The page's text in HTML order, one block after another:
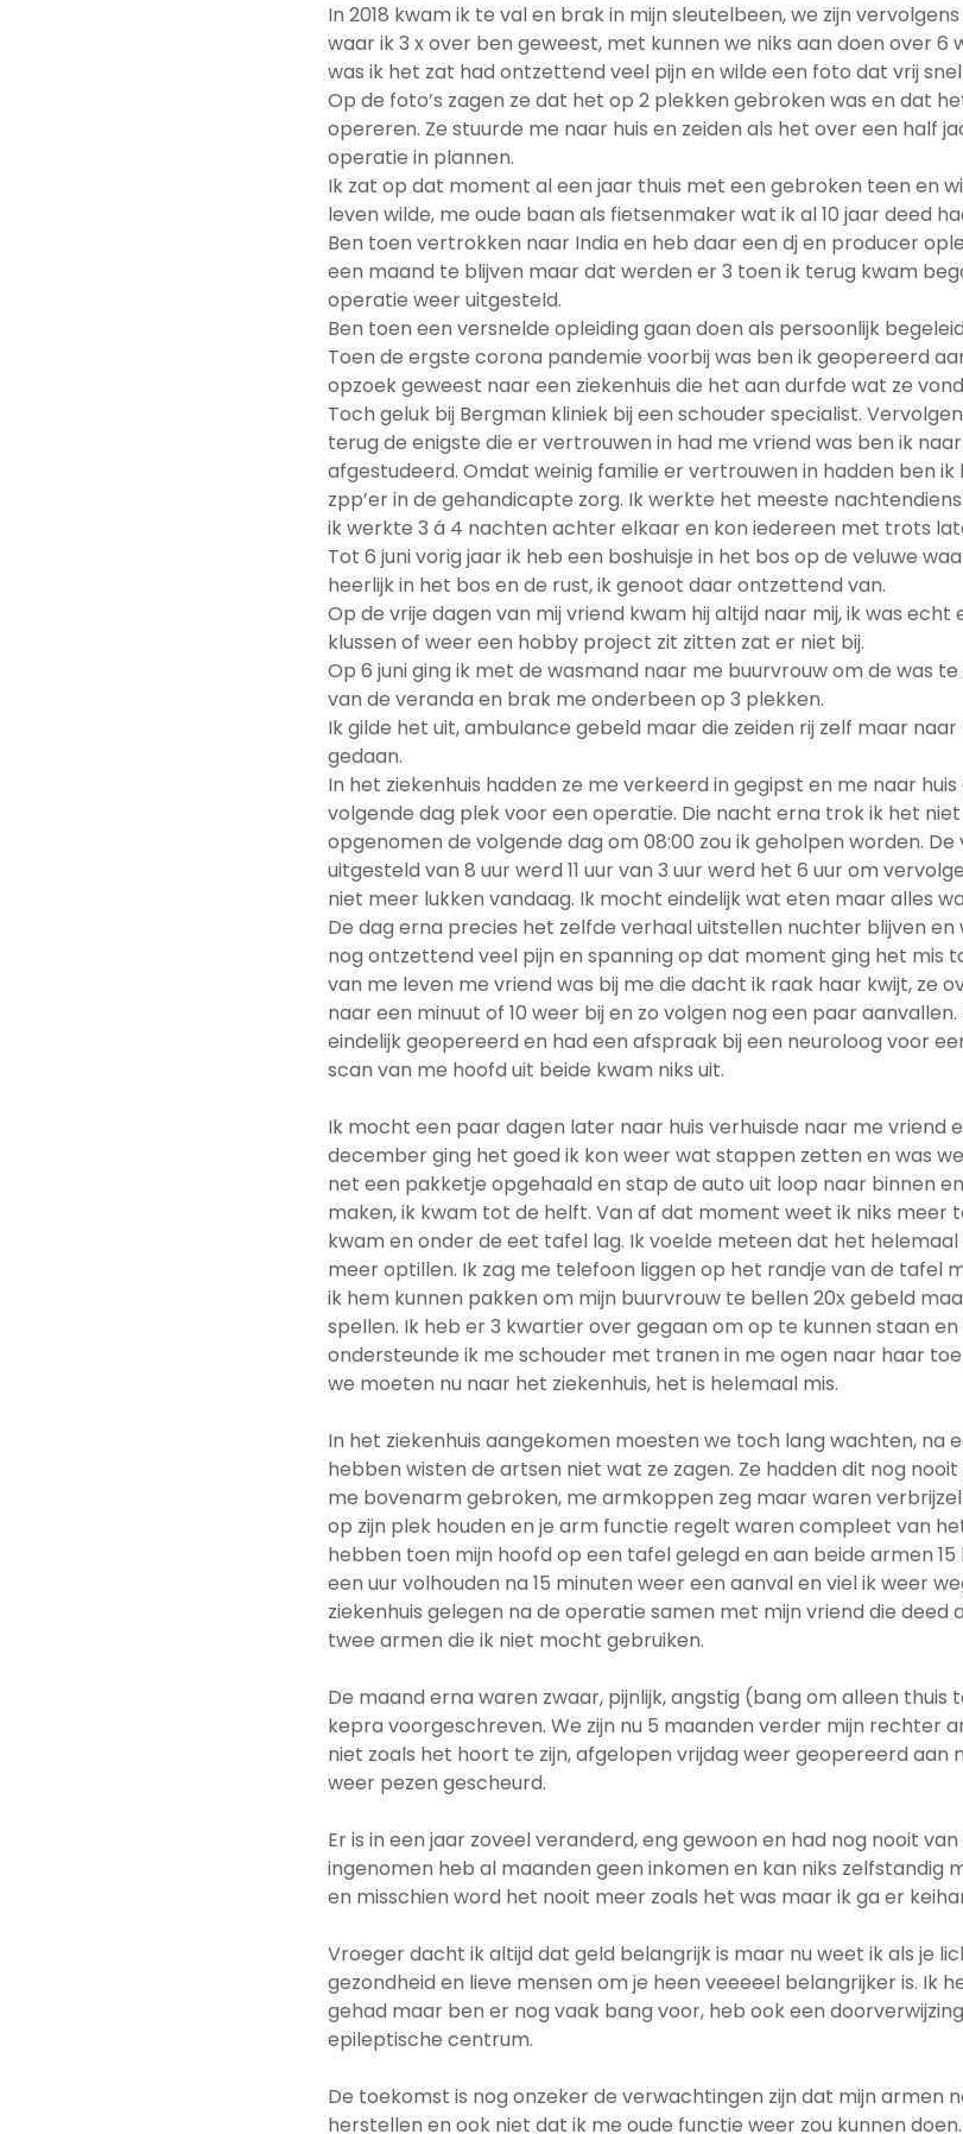
In 2018 kwam ik te val en brak in mijn sleutelbeen, we zijn
waar ik 3 x over ben geweest, met kunnen we niks aan doen over 6
was ik het zat had ontzettend veel pijn en wilde een foto dat vrij
Op de foto’s zagen ze dat het op 2 plekken gebroken was en dat
opereren. Ze stuurde me naar huis en zeiden als het over een half
operatie in plannen.
Ik zat op dat moment al een jaar thuis met een gebroken teen en
leven wilde, me oude baan als fietsenmaker wat ik al 10 jaar deed
Ben toen vertrokken naar India en heb daar een dj en producer
een maand te blijven maar dat werden er 3 toen ik terug kwam
operatie weer uitgesteld.
Ben toen een versnelde opleiding gaan doen als persoonlijk
Toen de ergste corona pandemie voorbij was ben ik geopereerd
opzoek geweest naar een ziekenhuis die het aan durfde wat ze
Toch geluk bij Bergman kliniek bij een schouder specialist.
terug de enigste die er vertrouwen in had me vriend was ben ik
afgestudeerd. Omdat weinig familie er vertrouwen in hadden ben ik
zpp’er in de gehandicapte zorg. Ik werkte het meeste
ik werkte 3 á 4 nachten achter elkaar en kon iedereen met trots
Tot 6 juni vorig jaar ik heb een boshuisje in het bos op de veluwe
heerlijk in het bos en de rust, ik genoot daar ontzettend van.
Op de vrije dagen van mij vriend kwam hij altijd naar mij, ik was
klussen of weer een hobby project zit zitten zat er niet bij.
Op 6 juni ging ik met de wasmand naar me buurvrouw om de was
van de veranda en brak me onderbeen op 3 plekken.
Ik gilde het uit, ambulance gebeld maar die zeiden rij zelf maar naar
gedaan.
In het ziekenhuis hadden ze me verkeerd in gegipst en me naar
volgende dag plek voor een operatie. Die nacht erna trok ik het
opgenomen de volgende dag om 08:00 zou ik geholpen worden.
uitgesteld van 8 uur werd 11 uur van 3 uur werd het 6 uur om
niet meer lukken vandaag. Ik mocht eindelijk wat eten maar alles
De dag erna precies het zelfde verhaal uitstellen nuchter blijven
nog ontzettend veel pijn en spanning op dat moment ging het mis
van me leven me vriend was bij me die dacht ik raak haar kwijt, ze
naar een minuut of 10 weer bij en zo volgen nog een paar
eindelijk geopereerd en had een afspraak bij een neuroloog voor
scan van me hoofd uit beide kwam niks uit.
Ik mocht een paar dagen later naar huis verhuisde naar me vriend
december ging het goed ik kon weer wat stappen zetten en was
net een pakketje opgehaald en stap de auto uit loop naar binnen
maken, ik kwam tot de helft. Van af dat moment weet ik niks meer
kwam en onder de eet tafel lag. Ik voelde meteen dat het
meer optillen. Ik zag me telefoon liggen op het randje van de tafel
ik hem kunnen pakken om mijn buurvrouw te bellen 20x gebeld
spellen. Ik heb er 3 kwartier over gegaan om op te kunnen staan
ondersteunde ik me schouder met tranen in me ogen naar haar
we moeten nu naar het ziekenhuis, het is helemaal mis.
In het ziekenhuis aangekomen moesten we toch lang wachten, na
hebben wisten de artsen niet wat ze zagen. Ze hadden dit nog
me bovenarm gebroken, me armkoppen zeg maar waren
op zijn plek houden en je arm functie regelt waren compleet van
hebben toen mijn hoofd op een tafel gelegd en aan beide armen
een uur volhouden na 15 minuten weer een aanval en viel ik weer
ziekenhuis gelegen na de operatie samen met mijn vriend die deed
twee armen die ik niet mocht gebruiken.
De maand erna waren zwaar, pijnlijk, angstig (bang om alleen thuis
kepra voorgeschreven. We zijn nu 5 maanden verder mijn rechter
niet zoals het hoort te zijn, afgelopen vrijdag weer geopereerd
weer pezen gescheurd.
Er is in een jaar zoveel veranderd, eng gewoon en had nog nooit
ingenomen heb al maanden geen inkomen en kan niks zelfstandig
en misschien word het nooit meer zoals het was maar ik ga er
Vroeger dacht ik altijd dat geld belangrijk is maar nu weet ik als je
gezondheid en lieve mensen om je heen veeeeel belangrijker is. Ik
gehad maar ben er nog vaak bang voor, heb ook een
epileptische centrum.
De toekomst is nog onzeker de verwachtingen zijn dat mijn armen
herstellen en ook niet dat ik me oude functie weer zou kunnen